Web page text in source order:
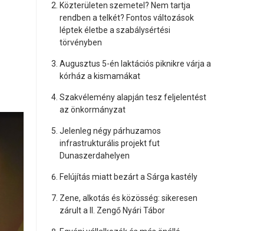
Közterületen szemetel? Nem tartja
rendben a telkét? Fontos változások
léptek életbe a szabálysértési
törvényben
Augusztus 5-én laktációs piknikre várja a
kórház a kismamákat
Szakvélemény alapján tesz feljelentést
az önkormányzat
Jelenleg négy párhuzamos
infrastrukturális projekt fut
Dunaszerdahelyen
Felújítás miatt bezárt a Sárga kastély
Zene, alkotás és közösség: sikeresen
zárult a II. Zengő Nyári Tábor